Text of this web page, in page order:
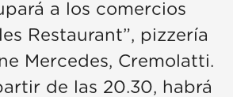
a los comercios
Restaurant”, pizzería
Mercedes, Cremolatti.
de las 20.30, habrá